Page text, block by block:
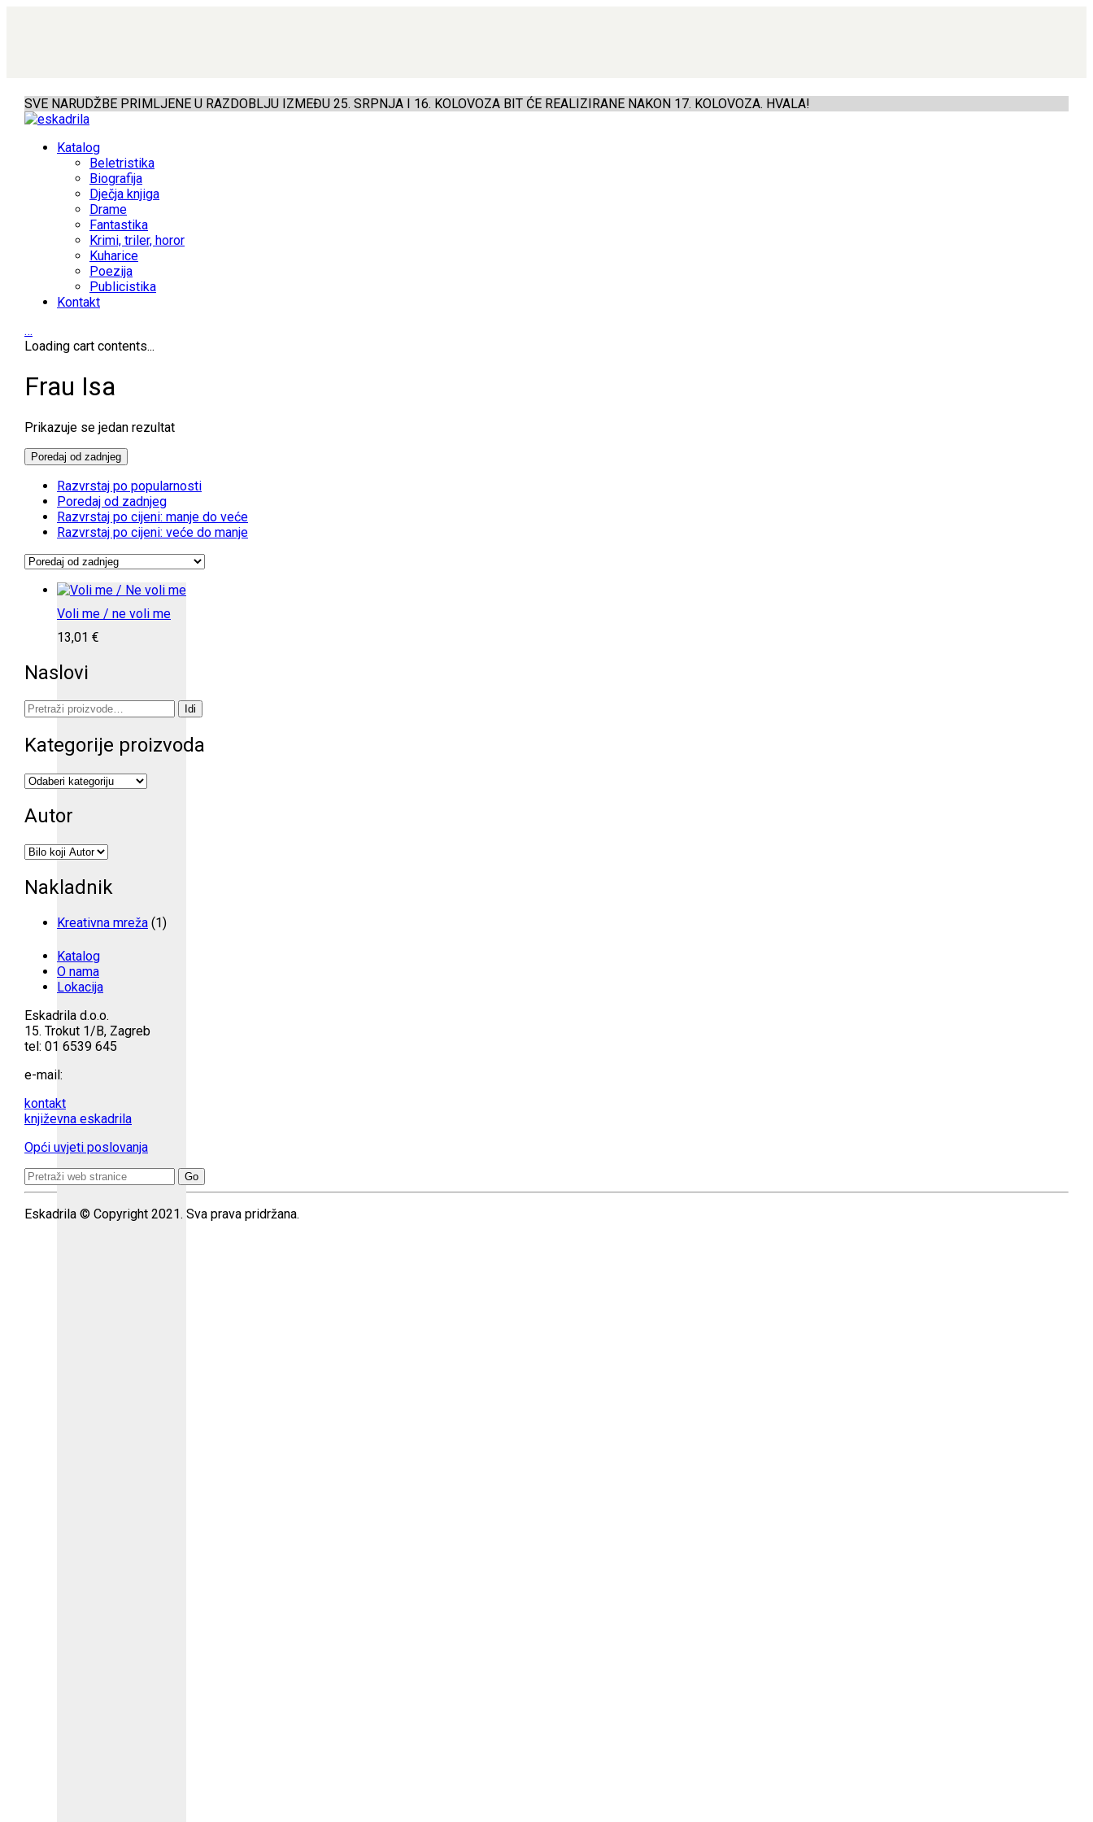
SVE NARUDŽBE PRIMLJENE U RAZDOBLJU IZMEĐU 25. SRPNJA I 16. KOLOVOZA BIT ĆE REALIZIRANE NAKON 17. KOLOVOZA. HVALA!
Katalog
Beletristika
Biografija
Dječja knjiga
Drame
Fantastika
Krimi, triler, horor
Kuharice
Poezija
Publicistika
Kontakt
…
Loading cart contents...
Frau Isa
Prikazuje se jedan rezultat
Poredaj od zadnjeg
Razvrstaj po popularnosti
Poredaj od zadnjeg
Razvrstaj po cijeni: manje do veće
Razvrstaj po cijeni: veće do manje
Voli me / ne voli me
13,01 €
Naslovi
Pretraži: Idi
Kategorije proizvoda
Autor
Nakladnik
Kreativna mreža (1)
Katalog
O nama
Lokacija
Eskadrila d.o.o.
15. Trokut 1/B, Zagreb
tel: 01 6539 645
e-mail:
kontakt
književna eskadrila
Opći uvjeti poslovanja
Search
for:
Eskadrila © Copyright 2021. Sva prava pridržana.